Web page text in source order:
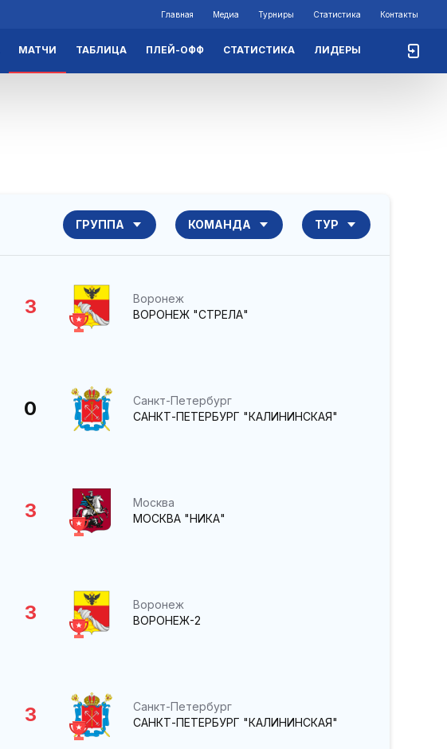
Главная Медиа Турниры Статистика Контакты
МАТЧИ ТАБЛИЦА ПЛЕЙ-ОФФ СТАТИСТИКА ЛИДЕРЫ
ГРУППА КОМАНДА ТУР
Воронеж
ВОРОНЕЖ "СТРЕЛА"
3
Санкт-Петербург
САНКТ-ПЕТЕРБУРГ "КАЛИНИНСКАЯ"
0
Москва
МОСКВА "НИКА"
3
Воронеж
ВОРОНЕЖ-2
3
Санкт-Петербург
САНКТ-ПЕТЕРБУРГ "КАЛИНИНСКАЯ"
3